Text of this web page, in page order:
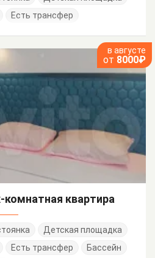
Есть трансфер
в августе
от 8000₽
квартира
Детская площадка
Есть трансфер
Бассейн